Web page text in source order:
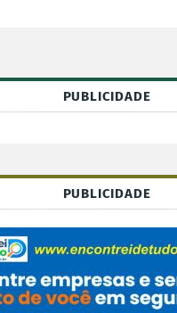
PUBLICIDADE
PUBLICIDADE